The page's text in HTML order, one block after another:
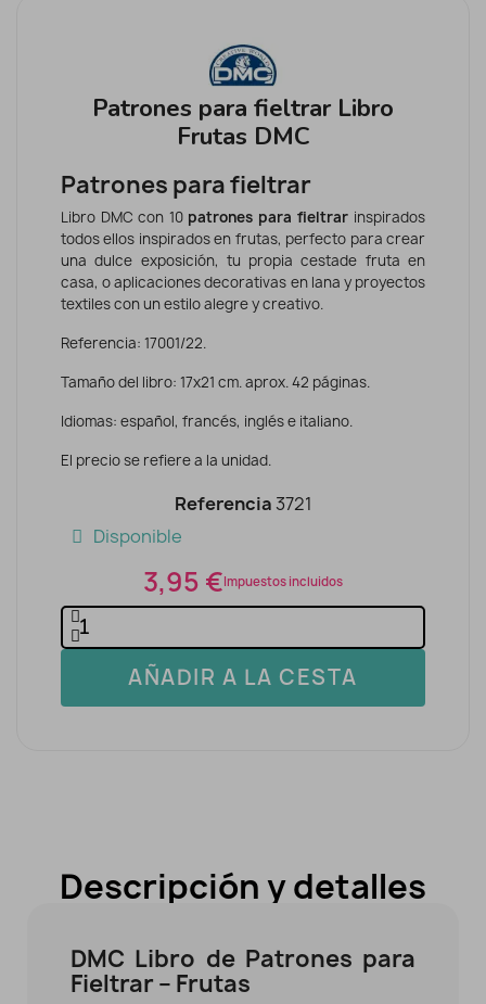
Patrones para fieltrar Libro
Frutas DMC
Patrones para fieltrar
Libro DMC con 10 patrones para fieltrar inspirados
todos ellos inspirados en frutas, perfecto para crear
una dulce exposición, tu propia cestade fruta en
casa, o aplicaciones decorativas en lana y proyectos
textiles con un estilo alegre y creativo.
Referencia: 17001/22.
Tamaño del libro: 17x21 cm. aprox. 42 páginas.
Idiomas: español, francés, inglés e italiano.
El precio se refiere a la unidad.
Referencia 3721
Disponible
3,95 €Impuestos incluidos
AÑADIR A LA CESTA
Descripción y detalles
DMC Libro de Patrones para
Fieltrar – Frutas